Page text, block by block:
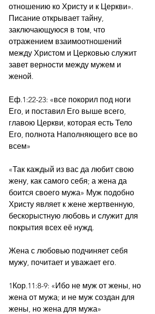
отношению ко Христу и к Церкви».
Писание открывает тайну,
заключающуюся в том, что
отражением взаимоотношений
между Христом и Церковью служит
завет верности между мужем и
женой.
Еф.1:22-23: «все покорил под ноги
Его, и поставил Его выше всего,
главою Церкви, которая есть Тело
Его, полнота Наполняющего все во
всем»
«Так каждый из вас да любит свою
жену, как самого себя; а жена да
боится своего мужа» Муж подобно
Христу являет к жене жертвенную,
бескорыстную любовь и служит для
покрытия всех её нужд.
Жена с любовью подчиняет себя
мужу, почитает и уважает его.
1Кор.11:8-9: «Ибо не муж от жены, но
жена от мужа; и не муж создан для
жены, но жена для мужа»